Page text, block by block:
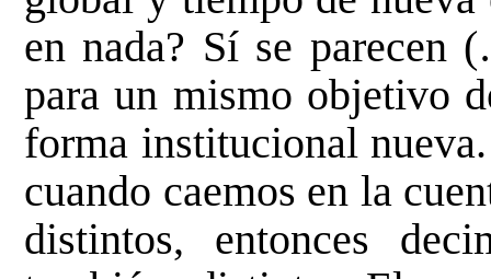
en nada? Sí se parecen
para un mismo objetivo
forma institucional
cuando caemos en la
distintos, entonces